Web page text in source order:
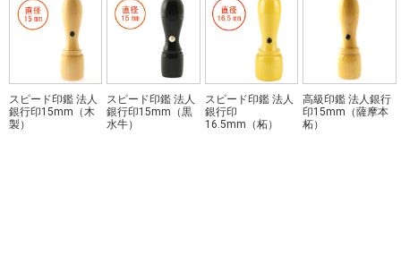
スピード印鑑 法人
銀行印15mm（木
製）
スピード印鑑 法人
銀行印15mm（黒
水牛）
スピード印鑑 法人
銀行印
16.5mm（柘）
高級印鑑 法人銀行
印15mm（薩摩本
柘）